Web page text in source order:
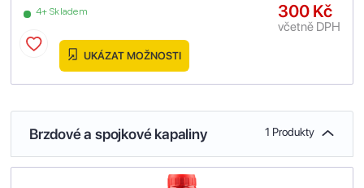
4+ Skladem 300 Kč
včetně DPH
UKÁZAT MOŽNOSTI
Brzdové a spojkové kapaliny 1 Produkty